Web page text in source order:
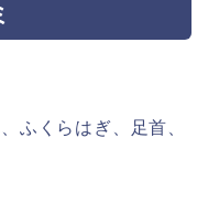
ふくらはぎ、足首、